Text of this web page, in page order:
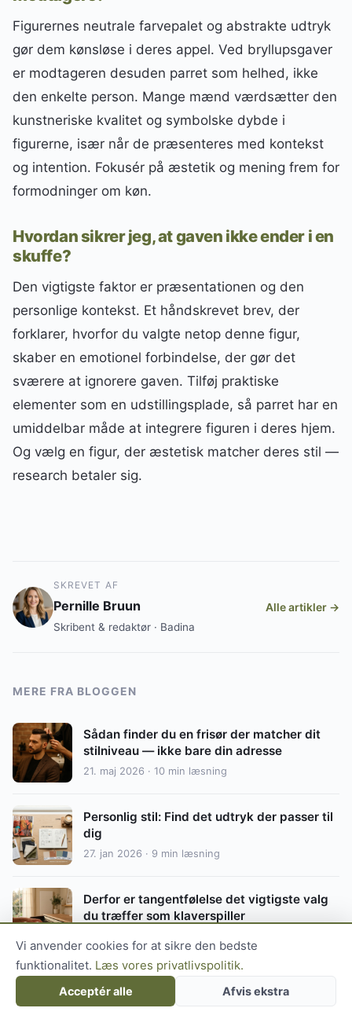
Figurernes neutrale farvepalet og abstrakte udtryk
gør dem kønsløse i deres appel. Ved bryllupsgaver
er modtageren desuden parret som helhed, ikke
den enkelte person. Mange mænd værdsætter den
kunstneriske kvalitet og symbolske dybde i
figurerne, især når de præsenteres med kontekst
og intention. Fokusér på æstetik og mening frem for
formodninger om køn.
Hvordan sikrer jeg, at gaven ikke ender i en
skuffe?
Den vigtigste faktor er præsentationen og den
personlige kontekst. Et håndskrevet brev, der
forklarer, hvorfor du valgte netop denne figur,
skaber en emotionel forbindelse, der gør det
sværere at ignorere gaven. Tilføj praktiske
elementer som en udstillingsplade, så parret har en
umiddelbar måde at integrere figuren i deres hjem.
Og vælg en figur, der æstetisk matcher deres stil —
research betaler sig.
SKREVET AF
Pernille Bruun
Skribent & redaktør · Badina
Alle artikler →
MERE FRA BLOGGEN
Sådan finder du en frisør der matcher dit
stilniveau — ikke bare din adresse
21. maj 2026 · 10 min læsning
Personlig stil: Find det udtryk der passer til
dig
27. jan 2026 · 9 min læsning
Derfor er tangentfølelse det vigtigste valg
du træffer som klaverspiller
Sådan vælger du den rigtige DJ til dit
næste curatede arrangement
Vi anvender cookies for at sikre den bedste
funktionalitet. Læs vores privatlivspolitik.
Acceptér alle Afvis ekstra